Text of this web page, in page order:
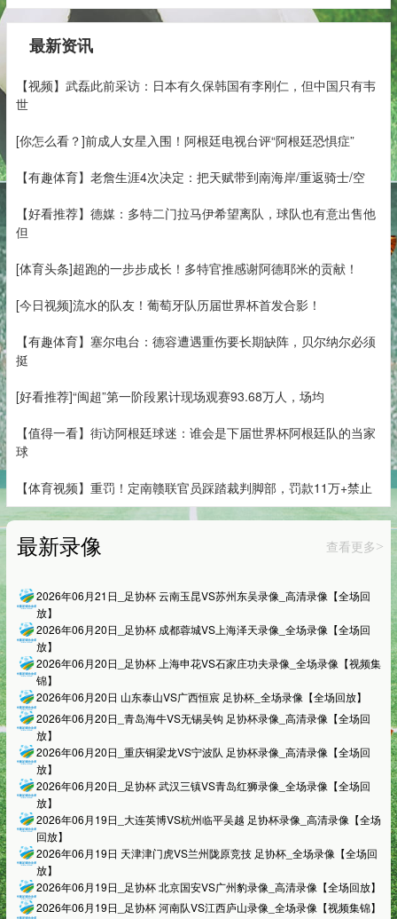
最新资讯
【视频】武磊此前采访：日本有久保韩国有李刚仁，但中国只有韦
世
[你怎么看？]前成人女星入围！阿根廷电视台评“阿根廷恐惧症”
【有趣体育】老詹生涯4次决定：把天赋带到南海岸/重返骑士/空
【好看推荐】德媒：多特二门拉马伊希望离队，球队也有意出售他
但
[体育头条]超跑的一步步成长！多特官推感谢阿德耶米的贡献！
[今日视频]流水的队友！葡萄牙队历届世界杯首发合影！
【有趣体育】塞尔电台：德容遭遇重伤要长期缺阵，贝尔纳尔必须
挺
[好看推荐]“闽超”第一阶段累计现场观赛93.68万人，场均
【值得一看】街访阿根廷球迷：谁会是下届世界杯阿根廷队的当家
球
【体育视频】重罚！定南赣联官员踩踏裁判脚部，罚款11万+禁止
最新录像 查看更多>
2026年06月21日_足协杯 云南玉昆VS苏州东吴录像_高清录像【全场回
放】
2026年06月20日_足协杯 成都蓉城VS上海泽天录像_全场录像【全场回
放】
2026年06月20日_足协杯 上海申花VS石家庄功夫录像_全场录像【视频集
锦】
2026年06月20日 山东泰山VS广西恒宸 足协杯_全场录像【全场回放】
2026年06月20日_青岛海牛VS无锡吴钩 足协杯录像_高清录像【全场回
放】
2026年06月20日_重庆铜梁龙VS宁波队 足协杯录像_高清录像【全场回
放】
2026年06月20日_足协杯 武汉三镇VS青岛红狮录像_全场录像【全场回
放】
2026年06月19日_大连英博VS杭州临平吴越 足协杯录像_高清录像【全场
回放】
2026年06月19日 天津津门虎VS兰州陇原竞技 足协杯_全场录像【全场回
放】
2026年06月19日_足协杯 北京国安VS广州豹录像_高清录像【全场回放】
2026年06月19日_足协杯 河南队VS江西庐山录像_全场录像【视频集锦】